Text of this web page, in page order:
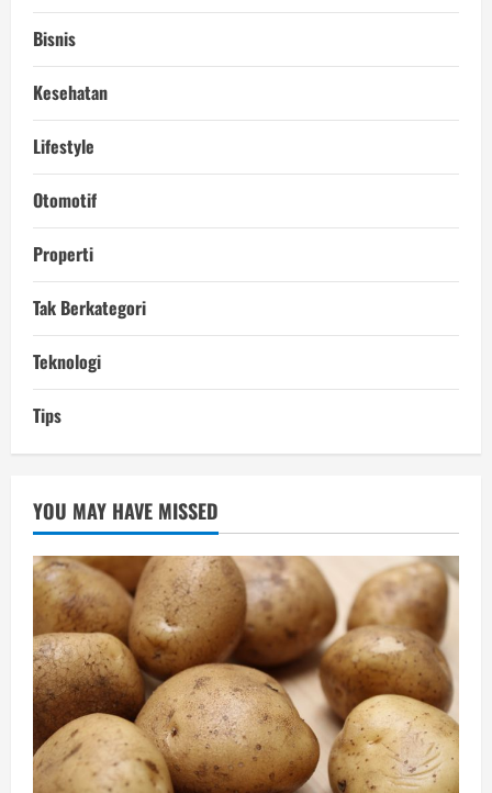
Bisnis
Kesehatan
Lifestyle
Otomotif
Properti
Tak Berkategori
Teknologi
Tips
YOU MAY HAVE MISSED